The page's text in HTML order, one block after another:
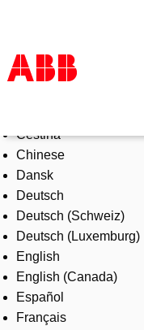
Products & Solutions
Industries
Services
About us
Where to buy
Contact us
Careers
Čeština
Chinese
Dansk
Deutsch
Deutsch (Schweiz)
Deutsch (Luxemburg)
English
English (Canada)
Español
Français